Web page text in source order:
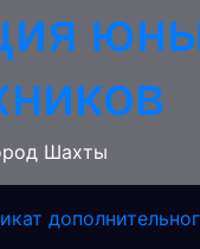
Шахты